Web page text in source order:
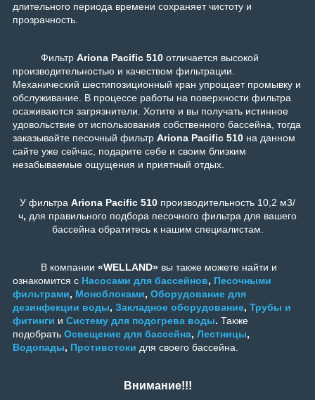
длительного периода времени сохраняет чистоту и
прозрачность.
Фильтр Ariona Pacific 510 отличается высокой
производительностью и качеством фильтрации.
Механический шестипозиционный кран упрощает промывку и
обслуживание. В процессе работы на поверхности фильтра
осаживаются загрязнители. Хотите и вы получать истинное
удовольствие от использования собственного бассейна, тогда
заказывайте песочный фильтр Ariona Pacific 510 на данном
сайте уже сейчас, подарите себе и своим близким
незабываемые ощущения и приятный отдых.
У фильтра Ariona Pacific 510 производительность 10,2 м3/
ч, для правильного подбора песочного фильтра для вашего
бассейна обратитесь к нашим специалистам.
В компании «WELLAND» вы также можете найти и
ознакомится с Насосами для бассейнов, Песочными
фильтрами, Моноблоками, Оборудование для
дезинфекции воды, Закладное оборудование, Трубы и
фитинги и Систему для подогрева воды. Также
подобрать Освещение для бассейна, Лестницы,
Водопады, Противотоки для своего бассейна.
Внимание!!!